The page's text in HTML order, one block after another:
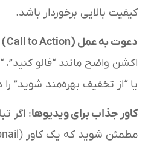
کیفیت بالایی برخوردار باشد.
دعوت به عمل (Call to Action) شفاف
اکشن واضح مانند “فالو کنید”،
یا “از تخفیف بهره‌مند شوید” را
کاور جذاب برای ویدیوها: اگر